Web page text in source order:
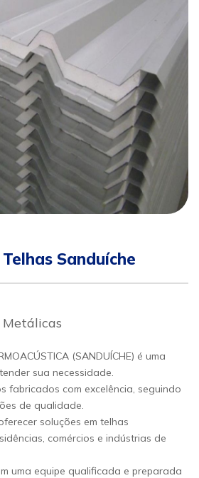
Sanduíche
Metálicas
(SANDUÍCHE) é uma
sua necessidade.
fabricados com excelência, seguindo
de qualidade.
soluções em telhas
comércios e indústrias de
uma equipe qualificada e preparada